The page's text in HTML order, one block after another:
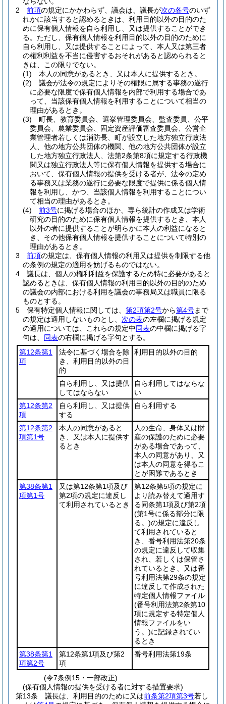
2
前項の規定にかかわらず、議会は、議長が次の各号のいず
れかに該当すると認めるときは、利用目的以外の目的のた
めに保有個人情報を自ら利用し、又は提供することができ
る。 ただし、保有個人情報を利用目的以外の目的のために
自ら利用し、又は提供することによって、本人又は第三者
の権利利益を不当に侵害するおそれがあると認められると
きは、この限りでない。
(1)
本人の同意があるとき、又は本人に提供するとき。
(2)
議会が法令の規定によりその権限に属する事務の遂行
に必要な限度で保有個人情報を内部で利用する場合であ
って、当該保有個人情報を利用することについて相当の
理由があるとき。
(3)
町長、教育委員会、選挙管理委員会、監査委員、公平
委員会、農業委員会、固定資産評価審査委員会、公営企
業管理者若しくは消防長、町が設立した地方独立行政法
人、他の地方公共団体の機関、他の地方公共団体が設立
した地方独立行政法人、法第2条第8項に規定する行政機
関又は独立行政法人等に保有個人情報を提供する場合に
おいて、保有個人情報の提供を受ける者が、法令の定め
る事務又は業務の遂行に必要な限度で提供に係る個人情
報を利用し、かつ、当該個人情報を利用することについ
て相当の理由があるとき。
(4)
前3号に掲げる場合のほか、専ら統計の作成又は学術
研究の目的のために保有個人情報を提供するとき、本人
以外の者に提供することが明らかに本人の利益になると
き、その他保有個人情報を提供することについて特別の
理由があるとき。
3
前項の規定は、保有個人情報の利用又は提供を制限する他
の条例の規定の適用を妨げるものではない。
4
議長は、個人の権利利益を保護するため特に必要があると
認めるときは、保有個人情報の利用目的以外の目的のため
の議会の内部における利用を議会の事務局又は職員に限る
ものとする。
5
保有特定個人情報に関しては、 第2項第2号から第4号まで
の規定は適用しないものとし、 次の表の左欄に掲げる規定
の適用については、これらの規定中同表の中欄に掲げる字
句は、 同表の右欄に掲げる字句とする。
第12条第1
項
法令に基づく場合を除
き、利用目的以外の目
的
利用目的以外の目的
自ら利用し、又は提供
してはならない
自ら利用してはならな
い
第12条第2
項
自ら利用し、又は提供
する
自ら利用する
第12条第2
項第1号
本人の同意があると
き、又は本人に提供す
るとき
人の生命、身体又は財
産の保護のために必要
がある場合であって、
本人の同意があり、又
は本人の同意を得るこ
とが困難であるとき
第38条第1
項第1号
又は第12条第1項及び
第2項の規定に違反し
て利用されているとき
第12条第5項の規定に
より読み替えて適用す
る同条第1項及び第2項
(第1号に係る部分に限
る。)の規定に違反し
て利用されていると
き、番号利用法第20条
の規定に違反して収集
され、若しくは保管さ
れているとき、又は番
号利用法第29条の規定
に違反して作成された
特定個人情報ファイル
(番号利用法第2条第10
項に規定する特定個人
情報ファイルをい
う。)に記録されてい
るとき
第38条第1
項第2号
第12条第1項及び第2
項
番号利用法第19条
(令7条例15・一部改正)
(保有個人情報の提供を受ける者に対する措置要求)
第13条
議長は、利用目的のために又は前条第2項第3号若し